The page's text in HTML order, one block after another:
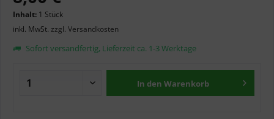
Inhalt: 1 Stück
inkl. MwSt. zzgl. Versandkosten
Sofort versandfertig, Lieferzeit ca. 1-3 Werktage
In den Warenkorb